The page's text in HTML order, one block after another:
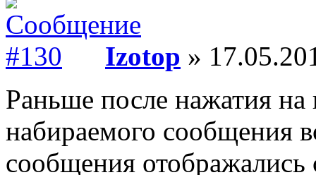
Izotop »
Раньше после нажатия
набираемого сообщения
сообщения отображались